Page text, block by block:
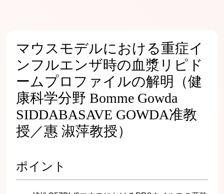
マウスモデルにおける重症イ
ンフルエンザ時の血漿リピド
ームプロファイルの解明（健
康科学分野 Bomme Gowda
SIDDABASAVE GOWDA准教
授／惠 淑萍教授）
ポイント